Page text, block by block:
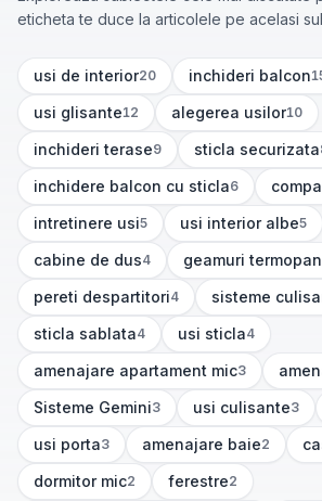
eticheta te duce la articolele pe acelasi
usi de interior
(20 articole) 20 inchideri balcon
(15articole)
usi glisante
(12articole)12 alegerea usilor
(10articole) 10
inchideri terase
(9articole) 9 sticla securizata
(8articole)
inchidere balcon cu sticla
(6articole) 6 (5
intretinere usi
(5articole) 5 usi interior albe
(5articole) 5
cabine de dus
(4articole) 4 geamuri termopan
(4articole)
pereti despartitori
(4articole) 4 sisteme
(4articole)
sticla sablata
(4articole) 4 usi sticla
(4articole)
4
amenajare apartament mic
(3articole) 3 (3
Sisteme Gemini
(3articole) 3 usi culisante
(3articole) 3
usi porta
(3articole)
3 amenajare baie
(2articole) 2 (2
dormitor mic
(2articole) 2 ferestre
(2articole)
2